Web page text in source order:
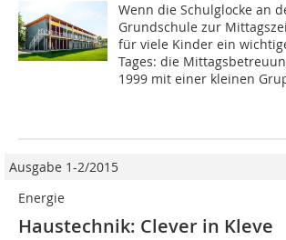
Wenn die Schulglocke an
Grundschule zur
für viele Kinder ein
Tages: die
1999 mit einer kleinen
Ausgabe 1-2/2015
Energie
Haustechnik: Clever in Kleve